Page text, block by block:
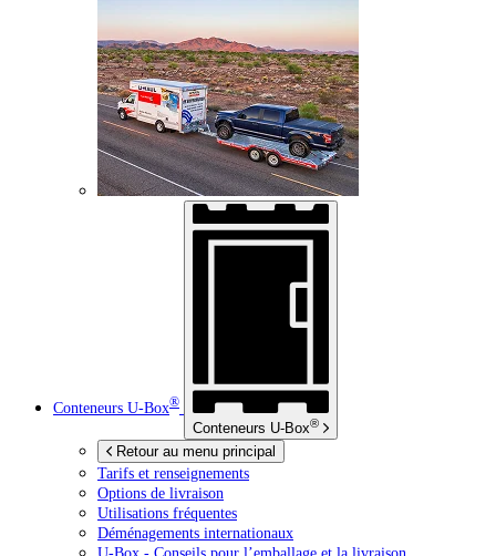
Conteneurs U-Box®
Conteneurs U-Box®
Retour au menu principal
Tarifs et renseignements
Options de livraison
Utilisations fréquentes
Déménagements internationaux
U-Box - Conseils pour l’emballage et la livraison